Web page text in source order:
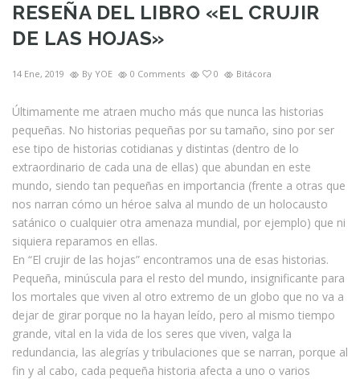
RESEÑA DEL LIBRO «EL CRUJIR
DE LAS HOJAS»
14 Ene, 2019 By YOE 0 Comments 0 Bitácora
Últimamente me atraen mucho más que nunca las historias
pequeñas. No historias pequeñas por su tamaño, sino por ser
ese tipo de historias cotidianas y distintas (dentro de lo
extraordinario de cada una de ellas) que abundan en este
mundo, siendo tan pequeñas en importancia (frente a otras que
nos narran cómo un héroe salva al mundo de un holocausto
satánico o cualquier otra amenaza mundial, por ejemplo) que ni
siquiera reparamos en ellas.
En “El crujir de las hojas” encontramos una de esas historias.
Pequeña, minúscula para el resto del mundo, insignificante para
los mortales que viven al otro extremo de un globo que no va a
dejar de girar porque no la hayan leído, pero al mismo tiempo
grande, vital en la vida de los seres que viven, valga la
redundancia, las alegrías y tribulaciones que se narran, porque al
fin y al cabo, cada pequeña historia afecta a uno o varios